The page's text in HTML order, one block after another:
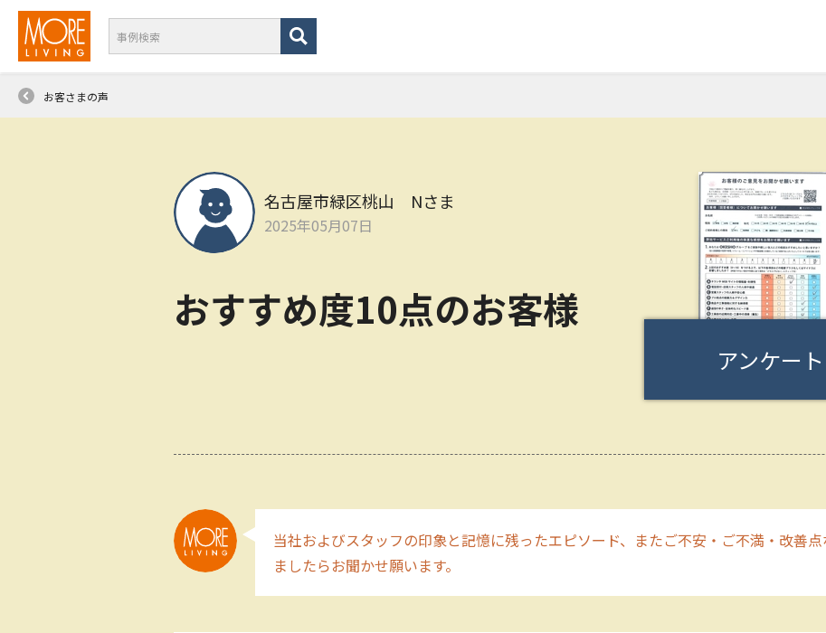
お客さまの声
名古屋市緑区桃山 Nさま
2025年05月07日
おすすめ度10点のお客様
アンケー
当社およびスタッフの印象と記憶に残ったエピソード、またご不安・ご不満・改善
ましたらお聞かせ願います。